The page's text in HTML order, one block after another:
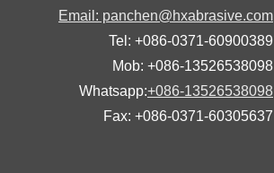
Email:
Tel: +086-0371-
Mob: +086-
Whatsapp:+086-
Fax: +086-0371-